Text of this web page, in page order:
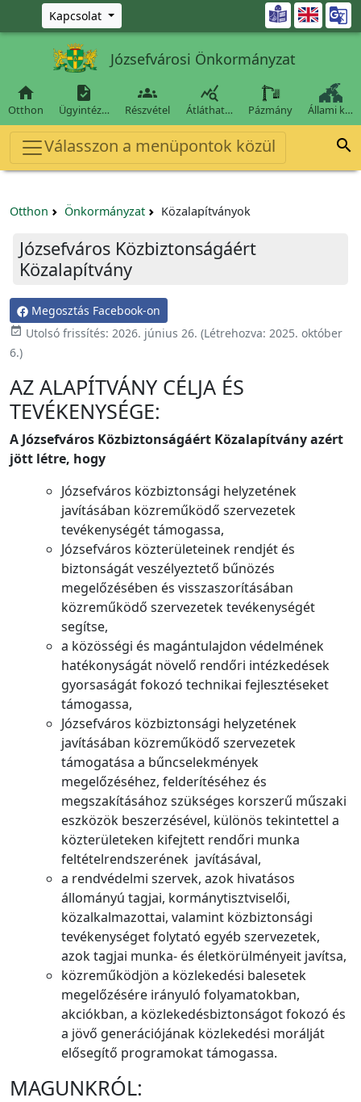
Ugrás a fő tartalomra
Kapcsolat 
Józsefvárosi Önkormányzat

Otthon

Ügyintéz…

Részvétel

Átláthat… Pázmány Állami k…
Válasszon a menüpontok közül 
Otthon Önkormányzat Közalapítványok
Józsefváros Közbiztonságáért
Közalapítvány
Megosztás Facebook-on
event_available Utolsó frissítés: 2026. június 26. (Létrehozva: 2025. október
6.)
AZ ALAPÍTVÁNY CÉLJA ÉS
TEVÉKENYSÉGE:
A Józsefváros Közbiztonságáért Közalapítvány azért
jött létre, hogy
Józsefváros közbiztonsági helyzetének
javításában közreműködő szervezetek
tevékenységét támogassa,
Józsefváros közterületeinek rendjét és
biztonságát veszélyeztető bűnözés
megelőzésében és visszaszorításában
közreműködő szervezetek tevékenységét
segítse,
a közösségi és magántulajdon védelmének
hatékonyságát növelő rendőri intézkedések
gyorsaságát fokozó technikai fejlesztéseket
támogassa,
Józsefváros közbiztonsági helyzetének
javításában közreműködő szervezetek
támogatása a bűncselekmények
megelőzéséhez, felderítéséhez és
megszakításához szükséges korszerű műszaki
eszközök beszerzésével, különös tekintettel a
közterületeken kifejtett rendőri munka
feltételrendszerének javításával,
a rendvédelmi szervek, azok hivatásos
állományú tagjai, kormánytisztviselői,
közalkalmazottai, valamint közbiztonsági
tevékenységet folytató egyéb szervezetek,
azok tagjai munka- és életkörülményeit javítsa,
közreműködjön a közlekedési balesetek
megelőzésére irányuló folyamatokban,
akciókban, a közlekedésbiztonságot fokozó és
a jövő generációjának közlekedési morálját
elősegítő programokat támogassa.
MAGUNKRÓL: